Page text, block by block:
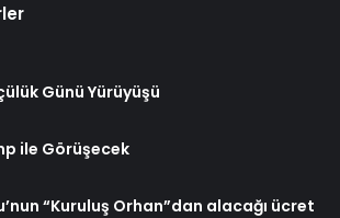
Günü Yürüyüşü
ile Görüşecek
“Kuruluş Orhan”dan alacağı ücret